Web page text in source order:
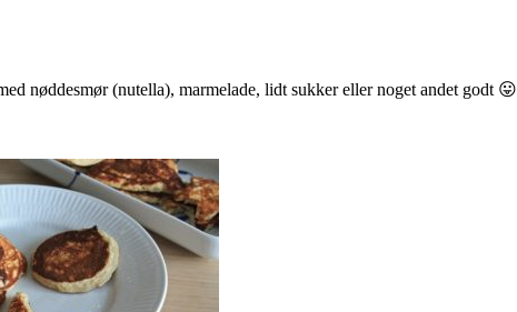
nøddesmør (nutella), marmelade, lidt sukker eller noget andet godt 😛